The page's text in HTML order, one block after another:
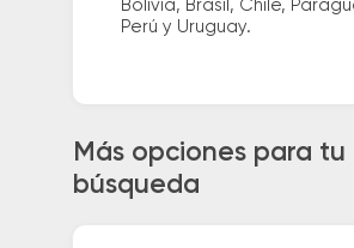
Bolivia, Brasil, Chile,
Perú y Uruguay.
Más opciones para tu
búsqueda